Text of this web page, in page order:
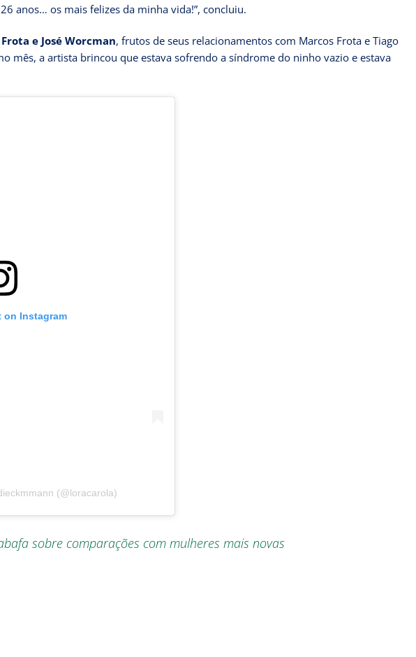
anos… os mais felizes da minha vida!”, concluiu.
e José Worcman, frutos de seus relacionamentos com Marcos Frota e Tiago
mês, a artista brincou que estava sofrendo a síndrome do ninho vazio e estava
on Instagram
(@loracarola)
sobre comparações com mulheres mais novas